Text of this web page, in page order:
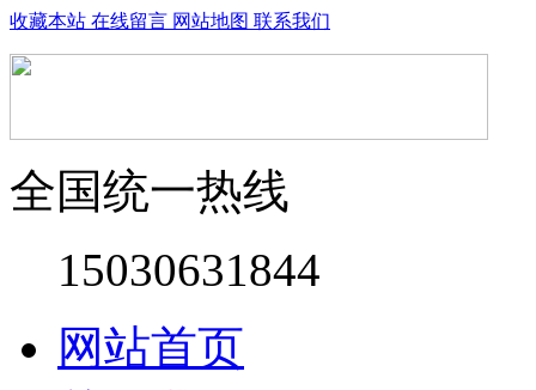
收藏本站 在线留言 网站地图 联系我们
全国统一热线
15030631844
网站首页